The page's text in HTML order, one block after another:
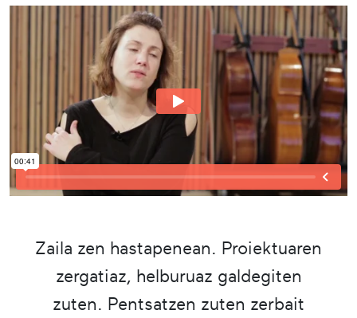
Zaila zen hastapenean. Proiektuaren
zergatiaz, helburuaz galdegiten
zuten. Pentsatzen zuten zerbait